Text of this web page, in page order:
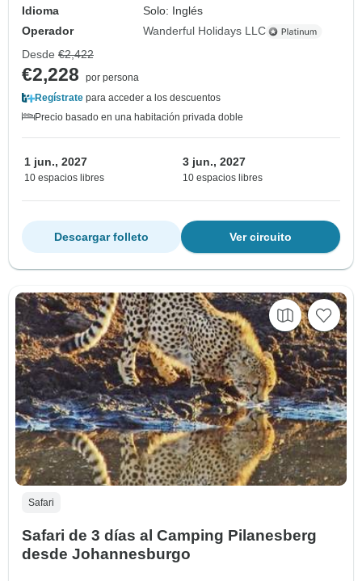
Idioma
Solo: Inglés
Operador
Wanderful Holidays LLC
Desde €2,422
€2,228
por persona
Regístrate para acceder a los descuentos
Precio basado en una habitación privada doble
1 jun., 2027
10 espacios libres
3 jun., 2027
10 espacios libres
Ver circuito
Descargar folleto
Safari
Safari de 3 días al Camping Pilanesberg
desde Johannesburgo